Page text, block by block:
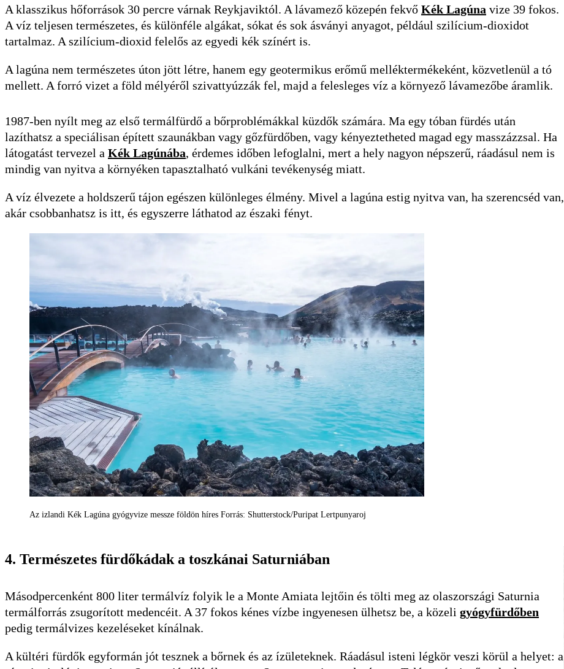
A klasszikus hőforrások 30 percre várnak Reykjaviktól. A lávamező közepén fekvő Kék Lagúna vize 39 fokos.
A víz teljesen természetes, és különféle algákat, sókat és sok ásványi anyagot, például szilícium-dioxidot
tartalmaz. A szilícium-dioxid felelős az egyedi kék színért is.
A lagúna nem természetes úton jött létre, hanem egy geotermikus erőmű melléktermékeként, közvetlenül a tó
mellett. A forró vizet a föld mélyéről szivattyúzzák fel, majd a felesleges víz a környező lávamezőbe áramlik.
1987-ben nyílt meg az első termálfürdő a bőrproblémákkal küzdők számára. Ma egy tóban fürdés után
lazíthatsz a speciálisan épített szaunákban vagy gőzfürdőben, vagy kényeztetheted magad egy masszázzsal. Ha
látogatást tervezel a Kék Lagúnába, érdemes időben lefoglalni, mert a hely nagyon népszerű, ráadásul nem is
mindig van nyitva a környéken tapasztalható vulkáni tevékenység miatt.
A víz élvezete a holdszerű tájon egészen különleges élmény. Mivel a lagúna estig nyitva van, ha szerencséd van,
akár csobbanhatsz is itt, és egyszerre láthatod az északi fényt.
Az izlandi Kék Lagúna gyógyvize messze földön híres Forrás: Shutterstock/Puripat Lertpunyaroj
4. Természetes fürdőkádak a toszkánai Saturniában
Másodpercenként 800 liter termálvíz folyik le a Monte Amiata lejtőin és tölti meg az olaszországi Saturnia
termálforrás zsugorított medencéit. A 37 fokos kénes vízbe ingyenesen ülhetsz be, a közeli gyógyfürdőben
pedig termálvizes kezeléseket kínálnak.
A kültéri fürdők egyformán jót tesznek a bőrnek és az ízületeknek. Ráadásul isteni légkör veszi körül a helyet: a